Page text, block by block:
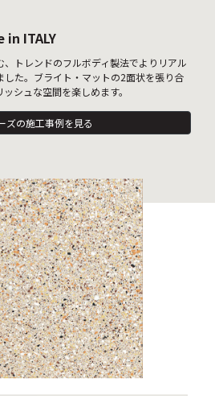
in ITALY
トレンドのフルボディ製法でよりリアル
した。ブライト・マットの2面状を張り合
シュな空間を楽しめます。
ズの施工事例を見る